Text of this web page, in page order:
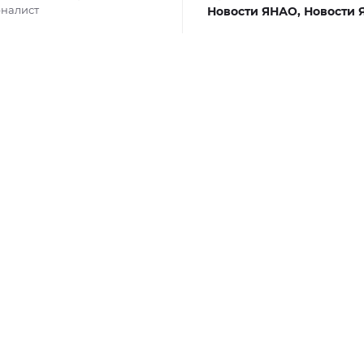
Новости ЯНАО, Новости